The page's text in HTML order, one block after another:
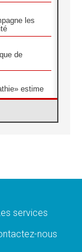
les
de
estime
pas avec
services
nous